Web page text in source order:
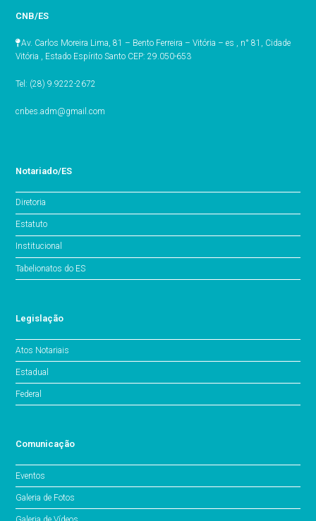
CNB/ES
Av. Carlos Moreira Lima, 81 – Bento Ferreira – Vitória – es , n° 81, Cidade
Vitória , Estado Espírito Santo CEP: 29.050-653
Tel: (28) 9.9222-2672
cnbes.adm@gmail.com
Notariado/ES
Diretoria
Estatuto
Institucional
Tabelionatos do ES
Legislação
Atos Notariais
Estadual
Federal
Comunicação
Eventos
Galeria de Fotos